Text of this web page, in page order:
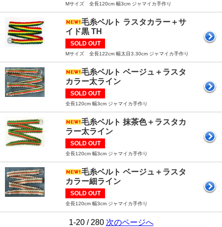
Mサイズ 全長120cm 幅3cm ジャマイカ手作り
毛糸ベルト ラスタカラー＋サ
イド黒 TH
SOLD OUT
Mサイズ 全長122cm 幅太目3.30cm ジャマイカ手作り
毛糸ベルト ベージュ＋ラスタ
カラー太ライン
SOLD OUT
全長120cm 幅3cm ジャマイカ手作り
毛糸ベルト 抹茶色＋ラスタカ
ラー太ライン
SOLD OUT
全長120cm 幅3cm ジャマイカ手作り
毛糸ベルト ベージュ＋ラスタ
カラー細ライン
SOLD OUT
全長120cm 幅3cm ジャマイカ手作り
1-20 / 280 次のページへ